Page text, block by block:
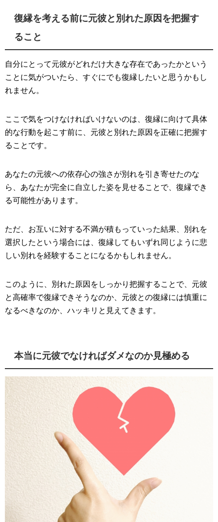
復縁を考える前に元彼と別れた原因を把握す
ること
自分にとって元彼がどれだけ大きな存在であったかという
ことに気がついたら、すぐにでも復縁したいと思うかもし
れません。
ここで気をつけなければいけないのは、復縁に向けて具体
的な行動を起こす前に、元彼と別れた原因を正確に把握す
ることです。
あなたの元彼への依存心の強さが別れを引き寄せたのな
ら、あなたが完全に自立した姿を見せることで、復縁でき
る可能性があります。
ただ、お互いに対する不満が積もっていった結果、別れを
選択したという場合には、復縁してもいずれ同じように悲
しい別れを経験することになるかもしれません。
このように、別れた原因をしっかり把握することで、元彼
と高確率で復縁できそうなのか、元彼との復縁には慎重に
なるべきなのか、ハッキリと見えてきます。
本当に元彼でなければダメなのか見極める